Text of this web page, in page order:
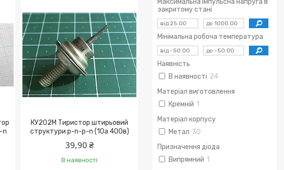
Максимальна імпульсна напруга в
закритому стані
Мінімальна робоча температура
Наявність
В наявності 24
Матеріал виготовлення
Кремній 1
Матеріал корпусу
Метал 30
Призначення діода
Випрямний 1
n
КУ202М Тиристор штирьовий
структури p-n-p-n (10а 400в)
39,90 ₴
В наявності